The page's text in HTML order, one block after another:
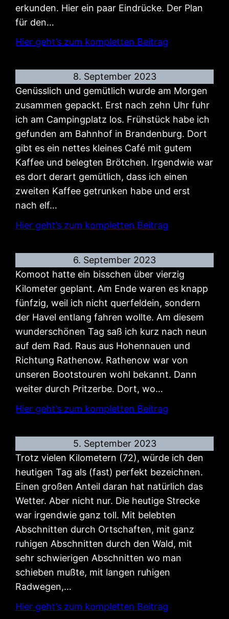
erkunden. Hier ein paar Eindrücke. Der Plan
für den…
Hier geht’s zum kompletten Beitrag
8. September 2023
Genüsslich und gemütlich wurde am Morgen
zusammen gepackt. Erst nach zehn Uhr fuhr
ich am Campingplatz los. Frühstück habe ich
gefunden am Bahnhof in Brandenburg. Dort
gibt es ein nettes kleines Café mit gutem
Kaffee und belegten Brötchen. Irgendwie war
es dort derart gemütlich, dass ich einen
zweiten Kaffee getrunken habe und erst
nach elf…
Hier geht’s zum kompletten Beitrag
6. September 2023
Komoot hatte ein bisschen über vierzig
Kilometer geplant. Am Ende waren es knapp
fünfzig, weil ich nicht querfeldein, sondern
der Havel entlang fahren wollte. Am diesem
wunderschönen Tag saß ich kurz nach neun
auf dem Rad. Raus aus Hohennauen und
Richtung Rathenow. Rathenow war von
unseren Bootstouren wohl bekannt. Dann
weiter durch Pritzerbe. Dort, wo…
Hier geht’s zum kompletten Beitrag
5. September 2023
Trotz vielen Kilometern (72), würde ich den
heutigen Tag als (fast) perfekt bezeichnen.
Einen großen Anteil daran hat natürlich das
Wetter. Aber nicht nur. Die heutige Strecke
war irgendwie ganz toll. Mit belebten
Abschnitten durch Ortschaften, mit ganz
ruhigen Abschnitten durch den Wald, mit
sehr schwierigen Abschnitten wo man
schieben mußte, mit langen ruhigen
Radwegen,…
Hier geht’s zum kompletten Beitrag